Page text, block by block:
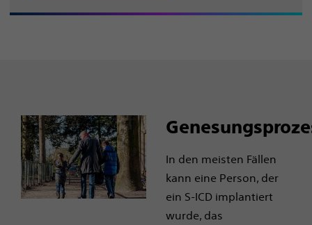
In den meisten Fällen
kann eine Person, der
ein S-ICD implantiert
wurde, das